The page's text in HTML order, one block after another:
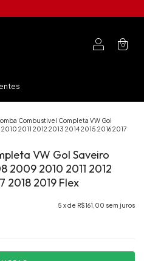
0
Combustivel Completa VW Gol
2011 2012 2013 2014 2015 2016 2017
VW Gol Saveiro
2009 2010 2011 2012
2018 2019 Flex
5 x de R$161,00 sem juros